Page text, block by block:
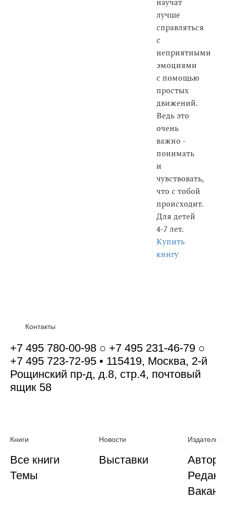
научат
лучше
справляться
с
неприятными
эмоциями
с помощью
простых
движений.
Ведь это
очень
важно -
понимать
и
чувствовать,
что с тобой
происходит.
Для детей
4-7 лет.
Купить
книгу
Контакты
+7 495 780-00-98 ○ +7 495 231-46-79 ○
+7 495 723-72-95 • 115419, Москва, 2-й
Рощинский пр-д, д.8, стр.4, почтовый
ящик 58
Книги
Все книги
Темы
Новости
Выставки